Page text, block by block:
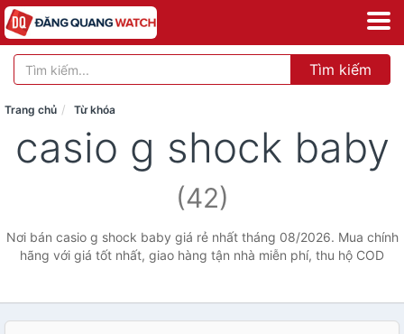
Tìm kiếm
Trang chủ Từ khóa
casio g shock baby
(42)
Nơi bán casio g shock baby giá rẻ nhất tháng 08/2026. Mua chính
hãng với giá tốt nhất, giao hàng tận nhà miễn phí, thu hộ COD